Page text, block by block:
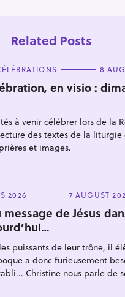
Related Posts
8
en visio :
à venir célébrer lors de la
des textes de la liturgie
et images.
2026 7 AUGUST
message de Jésus
puissants de leur trône, il
a donc furieusement
Christine nous parle de